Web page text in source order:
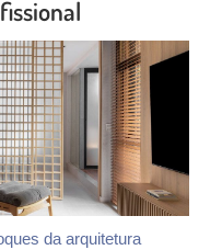
da arquitetura